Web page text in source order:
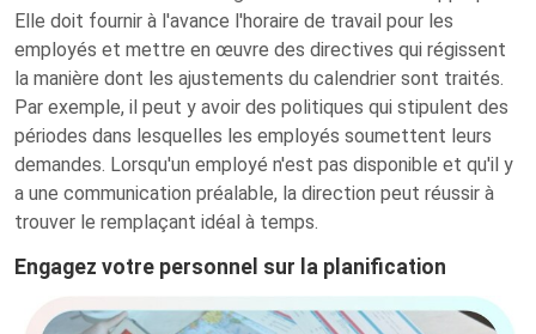
Elle doit fournir à l'avance l'horaire de travail pour les
employés et mettre en œuvre des directives qui régissent
la manière dont les ajustements du calendrier sont traités.
Par exemple, il peut y avoir des politiques qui stipulent des
périodes dans lesquelles les employés soumettent leurs
demandes. Lorsqu'un employé n'est pas disponible et qu'il y
a une communication préalable, la direction peut réussir à
trouver le remplaçant idéal à temps.
Engagez votre personnel sur la planification